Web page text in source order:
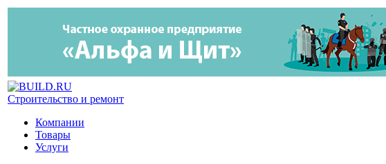
Строительство и ремонт
Компании
Товары
Услуги